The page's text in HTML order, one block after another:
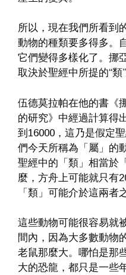
所以，現在我們所看到
動物的種類要多得多。
它們變得多樣化了。挪
取決於聖經中所提的“類
伍德莫拉帕在他的書《
的研究》中經過計算得
到16000，這乃是假定
們今天所稱為「屬」的
聖經中的「類」相當於
麼，方舟上可能就只有
「類」可能介於這兩者
這些動物可能很容易就
間內，因為大多數動物
老鼠那麼大。哪怕是那
大的恐龍，都只是一些